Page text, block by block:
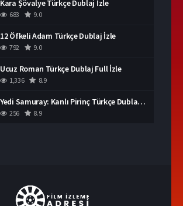
Kara Şövalye Türkçe Dublaj İzle
683 9.0
12 Öfkeli Adam Türkçe Dublaj İzle
792 9.0
Ucuz Roman Türkçe Dublaj Full İzle
1,336 8.9
Yedi Samuray: Kanlı Pirinç Türkçe Dublaj İzle
256 8.9